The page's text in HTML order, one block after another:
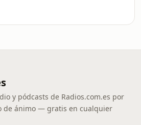
y pódcasts de Radios.com.es por
de ánimo — gratis en cualquier